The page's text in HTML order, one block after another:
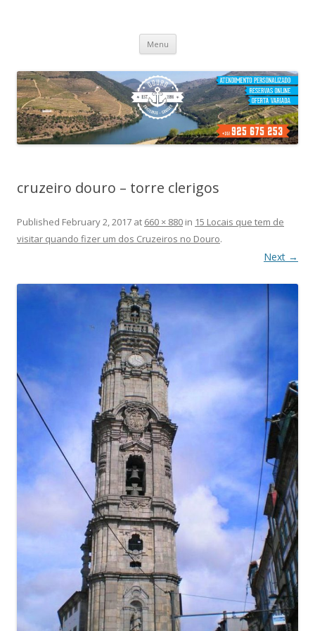
Menu Skip
content
cruzeiro douro – torre clerigos
Published February 2, 2017 at 660 × 880 in 15 Locais que tem de
visitar quando fizer um dos Cruzeiros no Douro.
Next →